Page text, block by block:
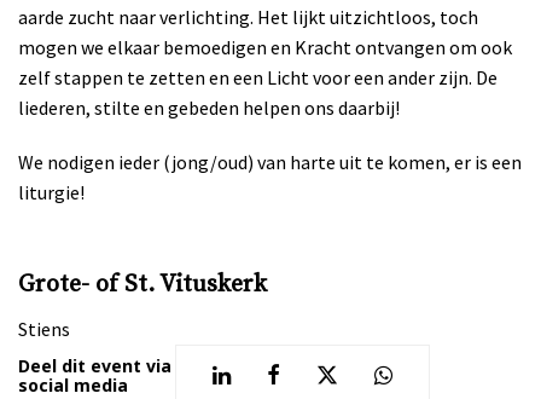
aarde zucht naar verlichting. Het lijkt uitzichtloos, toch
mogen we elkaar bemoedigen en Kracht ontvangen om ook
zelf stappen te zetten en een Licht voor een ander zijn. De
liederen, stilte en gebeden helpen ons daarbij!
We nodigen ieder (jong/oud) van harte uit te komen, er is een
liturgie!
Grote- of St. Vituskerk
Stiens
Deel dit event via
social media